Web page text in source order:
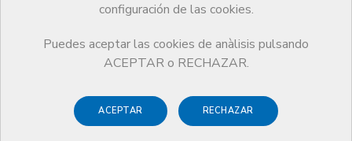
configuración de las cookies.
Puedes aceptar las cookies de anàlisis pulsando
ACEPTAR o RECHAZAR.
ACEPTAR RECHAZAR
3 DICIEMBRE DE 2005
Convocatoria elecciones